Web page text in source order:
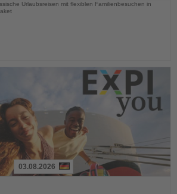
Urlaubsreisen mit flexiblen Familienbesuchen in
03.08.2026